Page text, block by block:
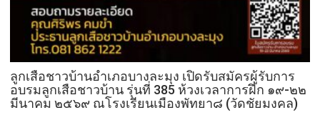
ลูกเสือชาวบ้านอำเภอบางละมุง เปิดรับสมัครผู้รับการ
อบรมลูกเสือชาวบ้าน รุ่นที่ 385 ห้วงเวลาการฝึก ๑๙-๒๒
มีนาคม ๒๕๖๙ ณโรงเรียนเมืองพัทยา๘ (วัดชัยมงคล)